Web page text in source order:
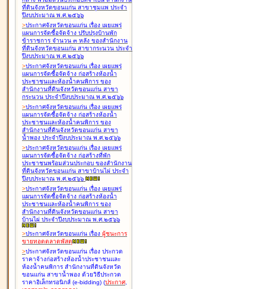
ที่ดินจังหวัดขอนแก่น สาขาชุมแพ ประจำ
ปีงบประมาณ พ.ศ.๒๕๖๖
>ประกาศจังหวัดขอนแก่น เรื่อง เผยแพร่
แผนการจัดซื้อจัดจ้าง ปรับปรุงบ้านพัก
ข้าราชการ จำนวน ๓ หลัง ของสำนักงาน
ที่ดินจังหวัดขอนแก่น สาขากระนวน ประจำ
ปีงบประมาณ พ.ศ.๒๕๖๖
>ประกาศจังหวัดขอนแก่น เรื่อง เผยแพร่
แผนการจัดซื้อจัดจ้าง ก่อสร้างห้องน้ำ
ประชาชนและห้องน้ำคนพิการ ของ
สำนักงานที่ดินจังหวัดขอนแก่น สาขา
กระนวน ประจำปีงบประมาณ พ.ศ.๒๕๖๖
>ประกาศจังหวัดขอนแก่น เรื่อง เผยแพร่
แผนการจัดซื้อจัดจ้าง ก่อสร้างห้องน้ำ
ประชาชนและห้องน้ำคนพิการ ของ
สำนักงานที่ดินจังหวัดขอนแก่น สาขา
น้ำพอง ประจำปีงบประมาณ พ.ศ.๒๕๖๖
>ประกาศจังหวัดขอนแก่น เรื่อง เผยแพร่
แผนการจัดซื้อจัดจ้าง ก่อสร้างที่พัก
ประชาชนพร้อมส่วนประกอบ ของสำนักงาน
ที่ดินจังหวัดขอนแก่น สาขาบ้านไผ่ ประจำ
ปีงบประมาณ พ.ศ.๒๕๖๖
>ประกาศจังหวัดขอนแก่น เรื่อง เผยแพร่
แผนการจัดซื้อจัดจ้าง ก่อสร้างห้องน้ำ
ประชาชนและห้องน้ำคนพิการ ของ
สำนักงานที่ดินจังหวัดขอนแก่น สาขา
บ้านไผ่ ประจำปีงบประมาณ พ.ศ.๒๕๖๖
>ประกาศจังหวัดขอนแก่น เรื่อง ผู้ชนะการ
ขายทอดตลาดพัสดุ
>ประกาศจังหวัดขอนแก่น เรื่อง ประกวด
ราคาจ้างก่อสร้างห้องน้ำประชาชนและ
ห้องน้ำคนพิการ สำนักงานที่ดินจังหวัด
ขอนแก่น สาขาน้ำพอง ด้วยวิธีประกวด
ราคาอิเล็กทรอนิกส์ (e-bidding) (ประกาศ,